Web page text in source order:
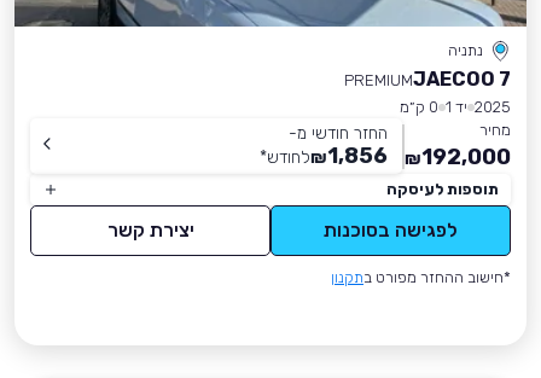
נתניה
JAECOO 7
PREMIUM
2025 יד 1
0 ק״מ
מחיר
192,000
₪
החזר חודשי מ-
1,856
₪לחודש*
תוספות לעיסקה
לפגישה בסוכנות יצירת קשר
*חישוב ההחזר מפורט בתקנון